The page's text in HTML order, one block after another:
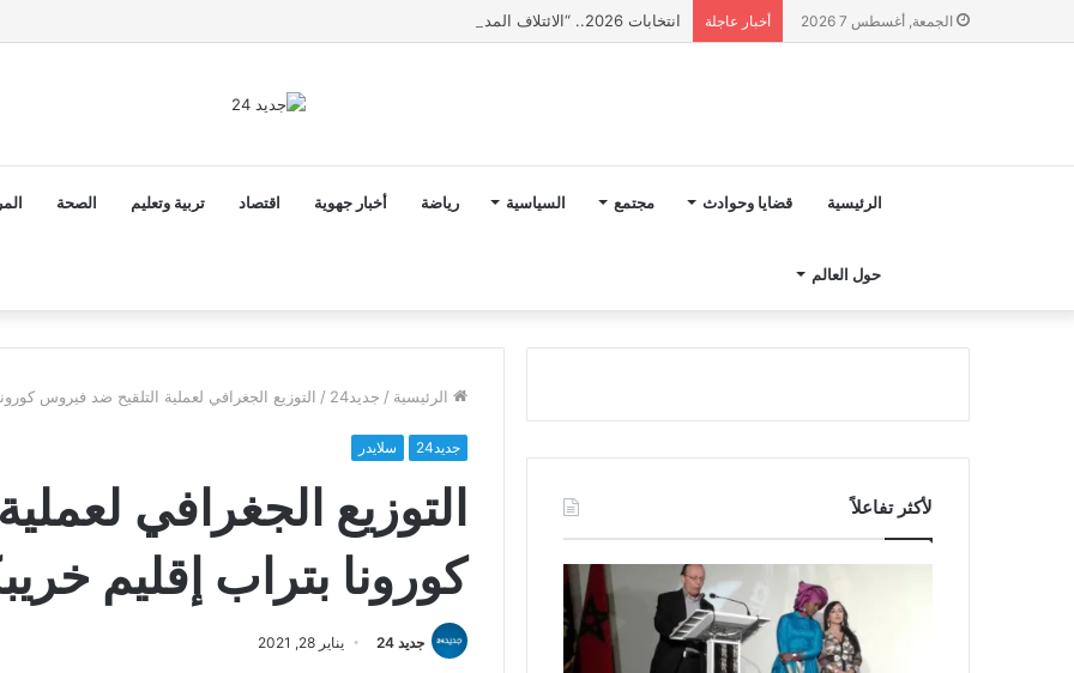
الجمعة, أغسطس 7 2026 أخبار عاجلة انتخابات 2026.. “الائتلاف المدني من أجل الجبل” يرفع عشرة مطالب أمام الأحزاب لإنصاف المناطق الجبلية
الرئيسية قضايا وحوادث مجتمع السياسية رياضة أخبار جهوية اقتصاد تربية وتعليم الصحة
حول العالم
الرئيسية / جديد24 / التوزيع الجغرافي لعملية التلقيح ضد فيروس
جديد24 سلايدر
التوزيع الجغرافي
كورونا بتراب إقليم
جديد 24 يناير 28, 2021
لأكثر تفاعلاً